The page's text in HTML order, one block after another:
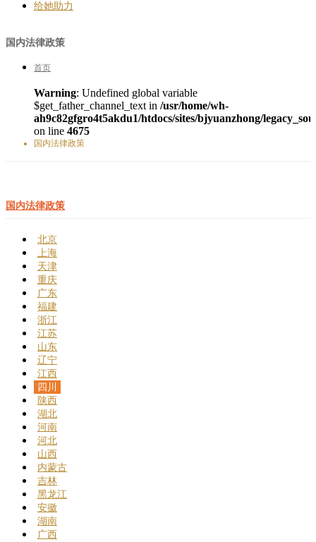
给她助力
国内法律政策
首页
Warning: Undefined global variable
$get_father_channel_text in /usr/home/wh-
ah9c82gfgro4t5akdu1/htdocs/sites/bjyuanzhong/
on line 4675
国内法律政策
国内法律政策
北京
上海
天津
重庆
广东
福建
浙江
江苏
山东
辽宁
江西
四川
陕西
湖北
河南
河北
山西
内蒙古
吉林
黑龙江
安徽
湖南
广西